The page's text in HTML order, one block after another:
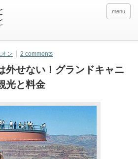
menu
ン 2 comments
外せない！グランドキャニ
光と料金